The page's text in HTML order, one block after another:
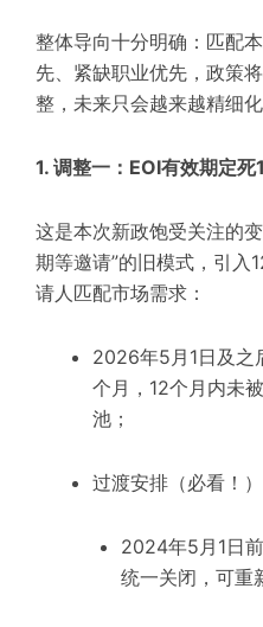
整体导向十分明确：匹配
先、紧缺职业优先，政策
整，未来只会越来越精细化
1. 调整一：EOI有效期定
这是本次新政饱受关注的
期等邀请”的旧模式，引入
请人匹配市场需求：
2026年5月1日及之
个月，12个月内未
池；
过渡安排（必看！）
2024年5月1日
统一关闭，可重